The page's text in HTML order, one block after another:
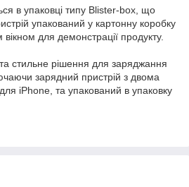
в упаковці типу Blister-box, що
упакований у картонну коробку
для демонстрації продукту.
стильне рішення для заряджання
зарядний пристрій з двома
iPhone, та упакований в упаковку